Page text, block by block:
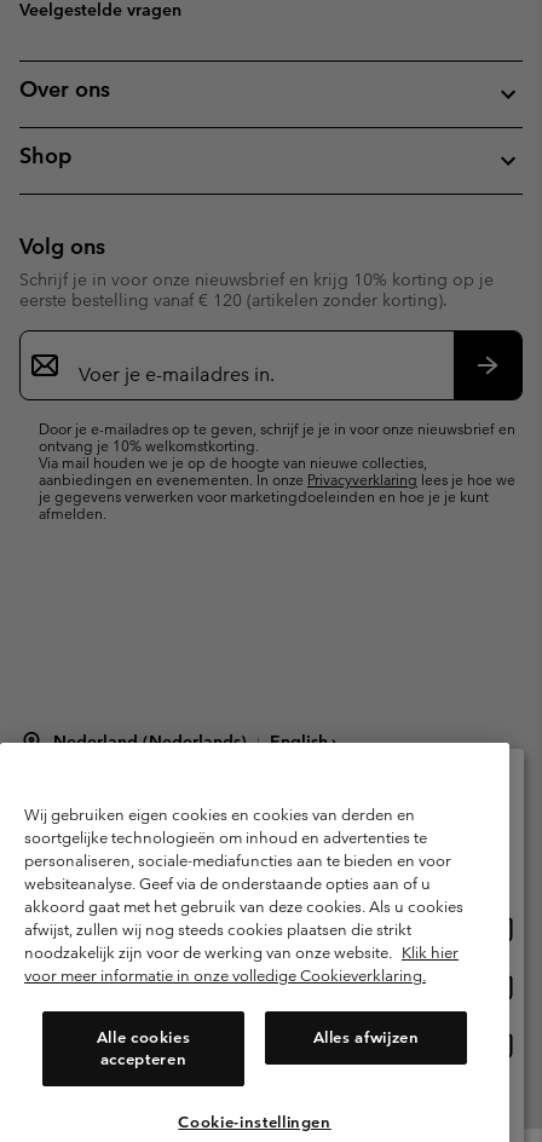
Veelgestelde vragen
Over ons
Shop
Volg ons
Schrijf je in voor onze nieuwsbrief en krijg 10% korting op je
eerste bestelling vanaf € 120 (artikelen zonder korting).
Aanmelden
voor
e-
Door je e-mailadres op te geven, schrijf je je in voor onze nieuwsbrief en
ontvang je 10% welkomstkorting.
Via mail houden we je op de hoogte van nieuwe collecties,
aanbiedingen en evenementen. In onze Privacyverklaring lees je hoe we
je gegevens verwerken voor marketingdoeleinden en hoe je je kunt
afmelden.
Nederland (Nederlands) | English ›
Gebruiksvoorwaarden
Verkoopvoorwaarden
Garantie
Privacybeleid
Gebruiksvoorwaarden voor lidmaatschap
Voorwaarden voor door gebruikers gegenereerde inhoud
Impressum
Cookies
Public CBCR
Wij gebruiken eigen cookies en cookies van derden en
soortgelijke technologieën om inhoud en advertenties te
personaliseren, sociale-mediafuncties aan te bieden en voor
websiteanalyse. Geef via de onderstaande opties aan of u
akkoord gaat met het gebruik van deze cookies. Als u cookies
afwijst, zullen wij nog steeds cookies plaatsen die strikt
noodzakelijk zijn voor de werking van onze website. Klik hier
voor meer informatie in onze volledige Cookieverklaring.
Alle cookies
accepteren
Alles afwijzen
Cookie-instellingen
Selecteer je verzendlocatie en taal
Online shoppen beschikbaar
United States
Netherlands-English
Netherlands-Dutch
Alle Locaties Bekijken